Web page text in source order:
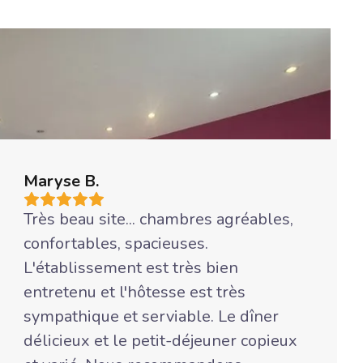
Maryse B.
Très beau site... chambres agréables,
confortables, spacieuses.
L'établissement est très bien
entretenu et l'hôtesse est très
sympathique et serviable. Le dîner
délicieux et le petit-déjeuner copieux